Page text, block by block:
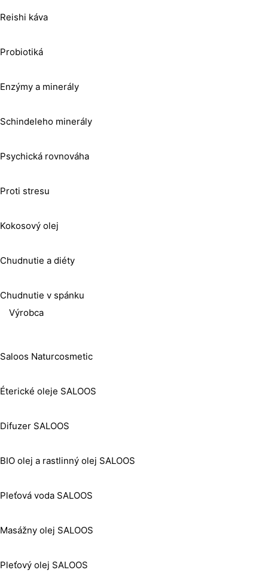
Reishi káva
Probiotiká
Enzýmy a minerály
Schindeleho minerály
Psychická rovnováha
Proti stresu
Kokosový olej
Chudnutie a diéty
Chudnutie v spánku
Výrobca
Saloos Naturcosmetic
Éterické oleje SALOOS
Difuzer SALOOS
BIO olej a rastlinný olej SALOOS
Pleťová voda SALOOS
Masážny olej SALOOS
Pleťový olej SALOOS